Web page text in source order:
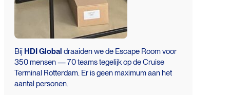
Bij HDI Global draaiden we de Escape Room voor
350 mensen — 70 teams tegelijk op de Cruise
Terminal Rotterdam. Er is geen maximum aan het
aantal personen.